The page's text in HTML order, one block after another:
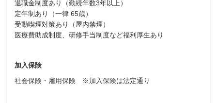
退職金制度あり（勤続年数3年以上）
定年制あり（一律 65歳）
受動喫煙対策あり（屋内禁煙）
医療費助成制度、研修手当制度など福利厚生あり
加入保険
社会保険・雇用保険 ※加入保険は法定通り